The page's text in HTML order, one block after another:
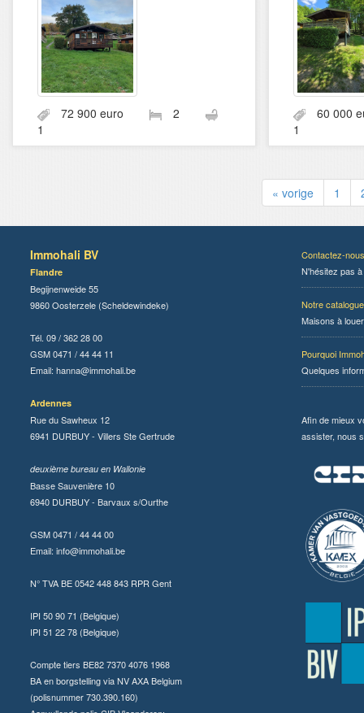
72 900 euro
2
1
60
1
« vorige 1
Immohali BV
Flandre
Begijnenweide 55
9860 Oosterzele (Scheldewindeke)
Tél. 09 / 362 28 00
GSM 0471 / 44 44 11
Email: hanna@immohali.be
Ardennes
Rue du Sawheux 12
6941 DURBUY - Villers Ste Gertrude
deuxième bureau en Wallonie
Basse Sauvenière 10
6940 DURBUY - Barvaux s/Ourthe
GSM 0471 / 44 44 00
Email: info@immohali.be
N° TVA BE 0542 448 843 RPR Gent
IPI 50 90 71 (Belgique)
IPI 51 22 78 (Belgique)
Compte tiers BE82 7370 4076 1968
BA en borgstelling via NV AXA Belgium
(polisnummer 730.390.160)
Contactez-nous
N'hésitez pas
Notre catalogue
Maisons à
Pourquoi
Quelques
Afin de mieux
assister, nous